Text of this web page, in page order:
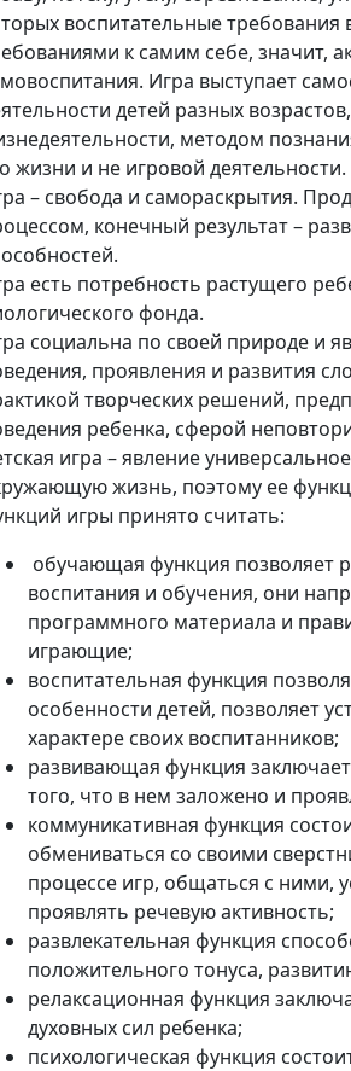
воспитательные требования
к самим себе, значит,
Игра выступает
детей разных
методом
жизни и не игровой деятельности.
– свобода и самораскрытия.
конечный результат –
есть потребность растущего
фонда.
социальна по своей природе и
проявления и развития
творческих решений,
ребенка, сферой
игра – явление
жизнь, поэтому ее
игры принято считать:
обучающая функция позволяет
воспитания и обучения, они
программного материала и
играющие;
воспитательная функция
особенности детей, позволяет
характере своих воспитанников;
развивающая функция
того, что в нем заложено и
коммуникативная функция
обмениваться со своими
процессе игр, общаться с ними,
проявлять речевую активность;
развлекательная функция
положительного тонуса,
релаксационная функция
духовных сил ребенка;
психологическая функция